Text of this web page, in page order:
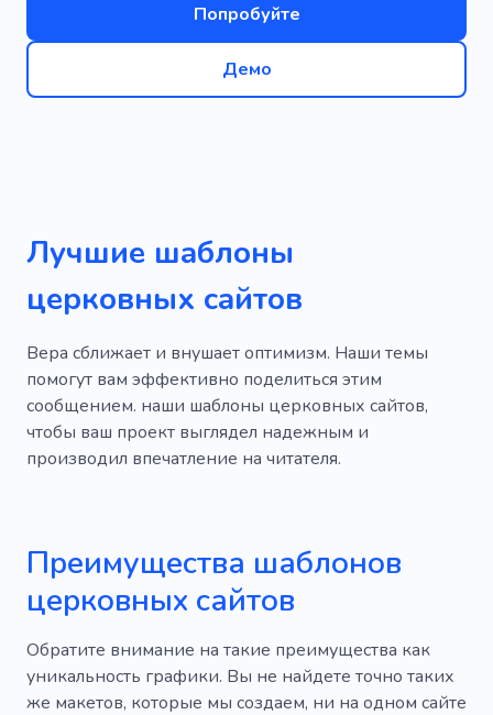
Попробуйте
Демо
Лучшие шаблоны
церковных сайтов
Вера сближает и внушает оптимизм. Наши темы
помогут вам эффективно поделиться этим
сообщением. наши шаблоны церковных сайтов,
чтобы ваш проект выглядел надежным и
производил впечатление на читателя.
Преимущества шаблонов
церковных сайтов
Обратите внимание на такие преимущества как
уникальность графики. Вы не найдете точно таких
же макетов, которые мы создаем, ни на одном сайте